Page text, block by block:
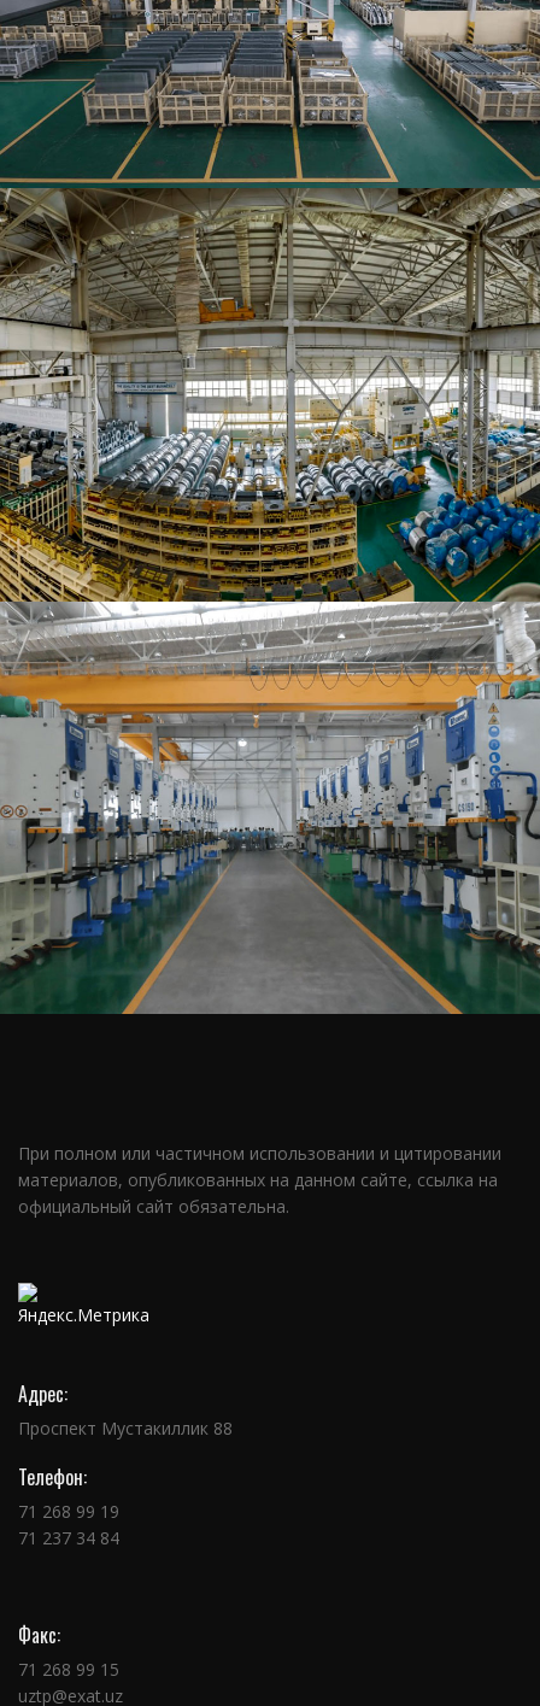
При полном или частичном использовании и цитировании
материалов, опубликованных на данном сайте, ссылка на
официальный сайт обязательна.
Адрес:
Проспект Мустакиллик 88
Телефон:
71 268 99 19
71 237 34 84
Факс:
71 268 99 15
uztp@exat.uz